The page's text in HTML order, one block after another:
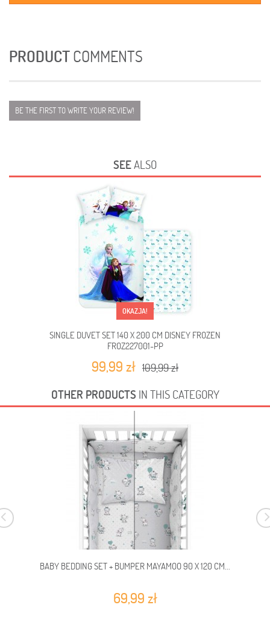
PRODUCTCOMMENTS
BE THE FIRST TO WRITE YOUR REVIEW!
SEEALSO
OKAZJA!
SINGLE DUVET SET 140 X 200 CM DISNEY FROZEN
FROZ227001-PP
99,99 zł 109,99 zł
OTHER PRODUCTS IN THIS CATEGORY
BABY BEDDING SET + BUMPER MAYAMOO 90 X 120 CM...
69,99 zł